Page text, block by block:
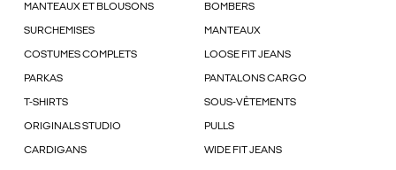
MANTEAUX ET BLOUSONS BOMBERS
SURCHEMISES MANTEAUX
COSTUMES COMPLETS LOOSE FIT JEANS
PARKAS PANTALONS CARGO
T-SHIRTS SOUS-VÊTEMENTS
ORIGINALS STUDIO PULLS
CARDIGANS WIDE FIT JEANS